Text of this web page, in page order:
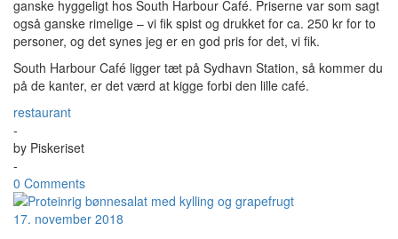
ganske hyggeligt hos South Harbour Café. Priserne var som sagt
også ganske rimelige – vi fik spist og drukket for ca. 250 kr for to
personer, og det synes jeg er en god pris for det, vi fik.
South Harbour Café ligger tæt på Sydhavn Station, så kommer du
på de kanter, er det værd at kigge forbi den lille café.
restaurant
-
by Piskeriset
-
0 Comments
17. november 2018